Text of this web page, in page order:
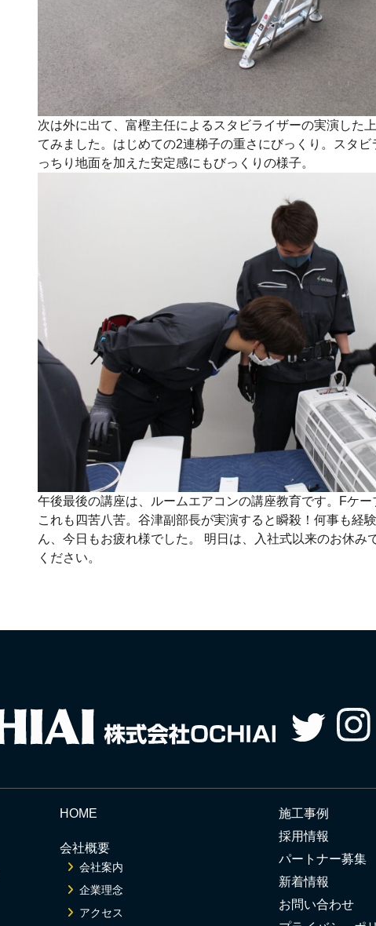
次は外に出て、富樫主任によるスタビライザーの実演した
てみました。はじめての2連梯子の重さにびっくり。スタ
っちり地面を加えた安定感にもびっくりの様子。
午後最後の講座は、ルームエアコンの講座教育です。Fケー
これも四苦八苦。谷津副部長が実演すると瞬殺！何事も経
ん、今日もお疲れ様でした。 明日は、入社式以来のお休み
ください。
HOME
会社概要
会社案内
企業理念
アクセス
施工事例
採用情報
パートナー募集
新着情報
お問い合わせ